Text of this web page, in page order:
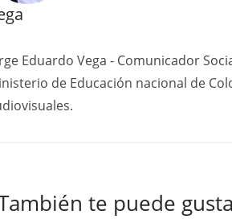
Eduardo Vega - Comunicador
de Educación nacional de
te puede